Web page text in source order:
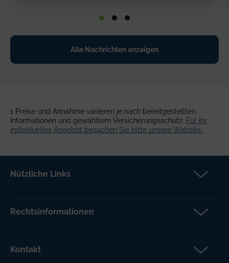
Alle Nachrichten anzeigen
1 Preise und Annahme variieren je nach bereitgestellten
Informationen und gewähltem Versicherungsschutz. Für Ihr
individuelles Angebot besuchen Sie bitte unsere Website.
Nützliche Links
FAQs DE
Rechtsinformationen
Kontakt